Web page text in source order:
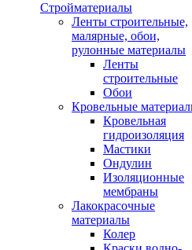
Стройматериалы
Ленты строительные,
малярные, обои,
рулонные материалы
Ленты
строительные
Обои
Кровельные
Кровельная
гидроизоляция
Мастики
Ондулин
Изоляционные
мембраны
Лакокрасочные
материалы
Колер